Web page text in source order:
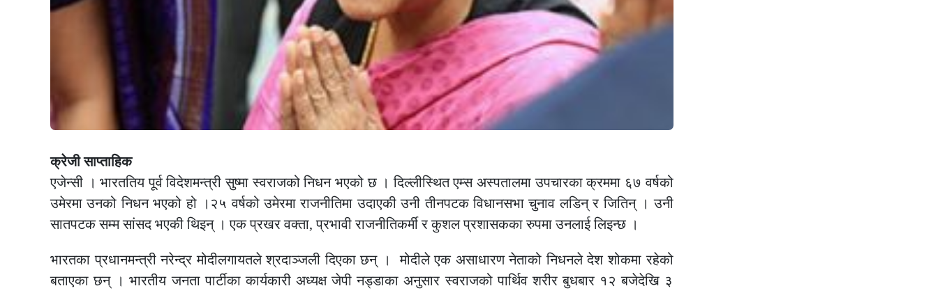
क्रेजी साप्ताहिक
एजेन्सी । भारततिय पूर्व विदेशमन्त्री सुष्मा स्वराजको निधन भएको छ । दिल्लीस्थित एम्स अस्पतालमा उपचारका क्रममा ६७ वर्षको
उमेरमा उनको निधन भएको हो ।२५ वर्षको उमेरमा राजनीतिमा उदाएकी उनी तीनपटक विधानसभा चुनाव लडिन् र जितिन् । उनी
सातपटक सम्म सांसद भएकी थिइन् । एक प्रखर वक्ता, प्रभावी राजनीतिकर्मी र कुशल प्रशासकका रुपमा उनलाई लिइन्छ ।
भारतका प्रधानमन्त्री नरेन्द्र मोदीलगायतले श्रदाञ्जली दिएका छन् । मोदीले एक असाधारण नेताको निधनले देश शोकमा रहेको
बताएका छन् । भारतीय जनता पार्टीका कार्यकारी अध्यक्ष जेपी नड्डाका अनुसार स्वराजको पार्थिव शरीर बुधबार १२ बजेदेखि ३